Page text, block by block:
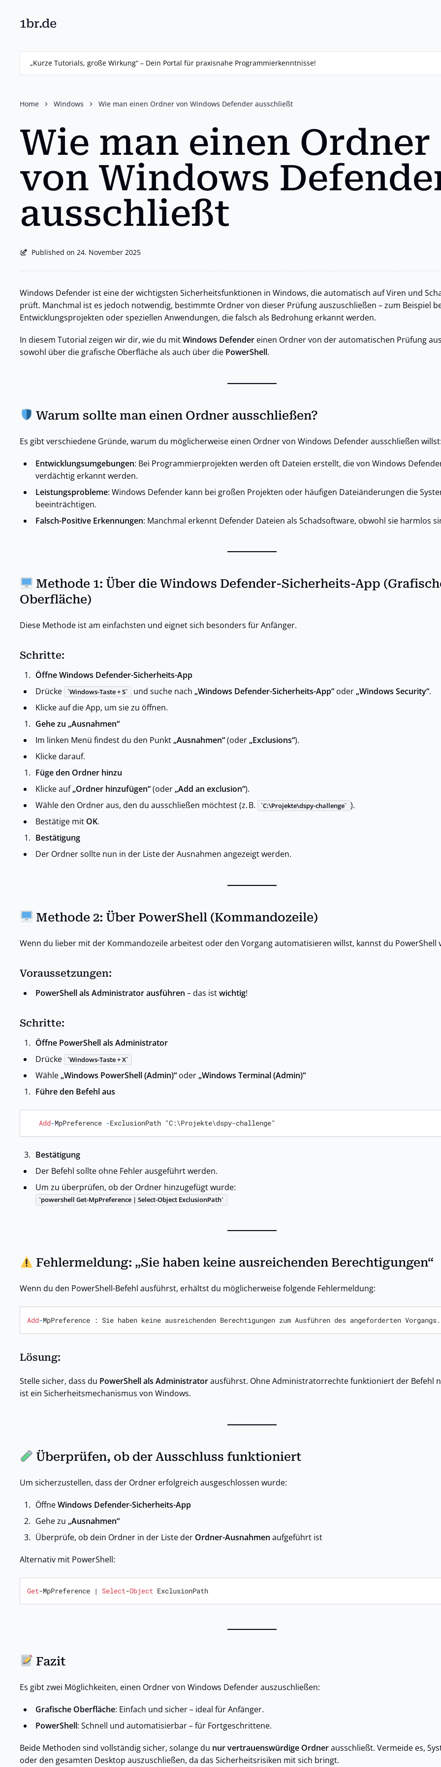
1br.de
„Kurze Tutorials, große Wirkung“ – Dein Portal für praxisnahe Programmierkenntnisse!
Home Windows Wie man einen Ordner von Windows Defender ausschließt
Wie man einen Ordner
von Windows
ausschließt
Published on 24. November 2025
Windows Defender ist eine der wichtigsten Sicherheitsfunktionen in Windows, die automatisch auf Viren und
prüft. Manchmal ist es jedoch notwendig, bestimmte Ordner von dieser Prüfung auszuschließen – zum Beispiel
Entwicklungsprojekten oder speziellen Anwendungen, die falsch als Bedrohung erkannt werden.
In diesem Tutorial zeigen wir dir, wie du mitWindows Defender einen Ordner von der automatischen Prüfung
sowohl über die grafische Oberfläche als auch über die PowerShell.
Warum sollte man einen Ordner ausschließen?
Es gibt verschiedene Gründe, warum du möglicherweise einen Ordner von Windows Defender ausschließen willst:
Entwicklungsumgebungen: Bei Programmierprojekten werden oft Dateien erstellt, die von Windows
verdächtig erkannt werden.
Leistungsprobleme: Windows Defender kann bei großen Projekten oder häufigen Dateiänderungen die
beeinträchtigen.
Falsch-Positive Erkennungen: Manchmal erkennt Defender Dateien als Schadsoftware, obwohl sie harmlos
Methode 1: Über die Windows Defender-Sicherheits-App
Oberfläche)
Diese Methode ist am einfachsten und eignet sich besonders für Anfänger.
Schritte:
Öffne Windows Defender-Sicherheits-App
Drücke
Windows-Taste + S und suche nach „Windows Defender-Sicherheits-App“oder „Windows Security“.
Klicke auf die App, um sie zu öffnen.
Gehe zu „Ausnahmen“
Im linken Menü findest du den Punkt „Ausnahmen“(oder „Exclusions“).
Klicke darauf.
Füge den Ordner hinzu
Klicke auf„Ordner hinzufügen“(oder „Add an exclusion“).
Wähle den Ordner aus, den du ausschließen möchtest (z. B.
C:\Projekte\dspy-challenge
).
Bestätige mit OK.
Bestätigung
Der Ordner sollte nun in der Liste der Ausnahmen angezeigt werden.
Methode 2: Über PowerShell (Kommandozeile)
Wenn du lieber mit der Kommandozeile arbeitest oder den Vorgang automatisieren willst, kannst du PowerShell
Voraussetzungen:
PowerShell als Administrator ausführen – das istwichtig!
Schritte:
Öffne PowerShell als Administrator
Drücke
Windows-Taste + X
Wähle „Windows PowerShell (Admin)“ oder „Windows Terminal (Admin)“
Führe den Befehl aus
Add-MpPreference -ExclusionPath "C:\Projekte\dspy-challenge"
Bestätigung
Der Befehl sollte ohne Fehler ausgeführt werden.
Um zu überprüfen, ob der Ordner hinzugefügt wurde:
powershell Get-MpPreference | Select-Object ExclusionPath
Fehlermeldung: „Sie haben keine ausreichenden Berechtigungen“
Wenn du den PowerShell-Befehl ausführst, erhältst du möglicherweise folgende Fehlermeldung:
Add-MpPreference : Sie haben keine ausreichenden Berechtigungen zum Ausführen des angeforderten Vorgangs.
Lösung:
Stelle sicher, dass du PowerShell als Administratorausführst. Ohne Administratorrechte funktioniert der Befehl
ist ein Sicherheitsmechanismus von Windows.
Überprüfen, ob der Ausschluss funktioniert
Um sicherzustellen, dass der Ordner erfolgreich ausgeschlossen wurde:
ÖffneWindows Defender-Sicherheits-App
Gehe zu „Ausnahmen“
Überprüfe, ob dein Ordner in der Liste der Ordner-Ausnahmen aufgeführt ist
Alternativ mit PowerShell:
Get-MpPreference | Select-Object ExclusionPath
Fazit
Es gibt zwei Möglichkeiten, einen Ordner von Windows Defender auszuschließen:
Grafische Oberfläche: Einfach und sicher – ideal für Anfänger.
PowerShell: Schnell und automatisierbar – für Fortgeschrittene.
Beide Methoden sind vollständig sicher, solange du nur vertrauenswürdige Ordnerausschließt. Vermeide es,
oder den gesamten Desktop auszuschließen, da das Sicherheitsrisiken mit sich bringt.